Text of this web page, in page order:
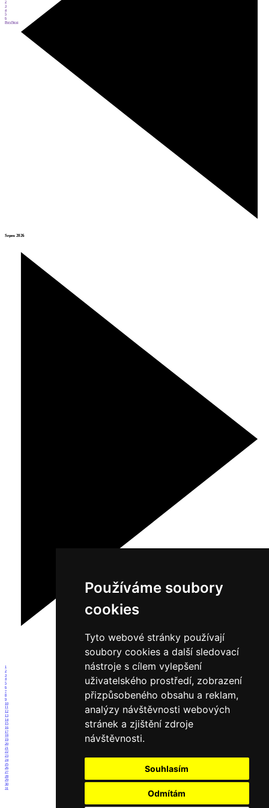
Používáme soubory
cookies
Tyto webové stránky používají
soubory cookies a další sledovací
nástroje s cílem vylepšení
uživatelského prostředí, zobrazení
přizpůsobeného obsahu a reklam,
analýzy návštěvnosti webových
stránek a zjištění zdroje
návštěvnosti.
Souhlasím
Odmítám
Srpen 2026
1
2
3
4
5
6
7
8
9
10
11
12
13
14
15
16
17
18
19
20
21
22
23
24
25
26
27
28
29
30
31
2
3
4
5
6
PrevNext